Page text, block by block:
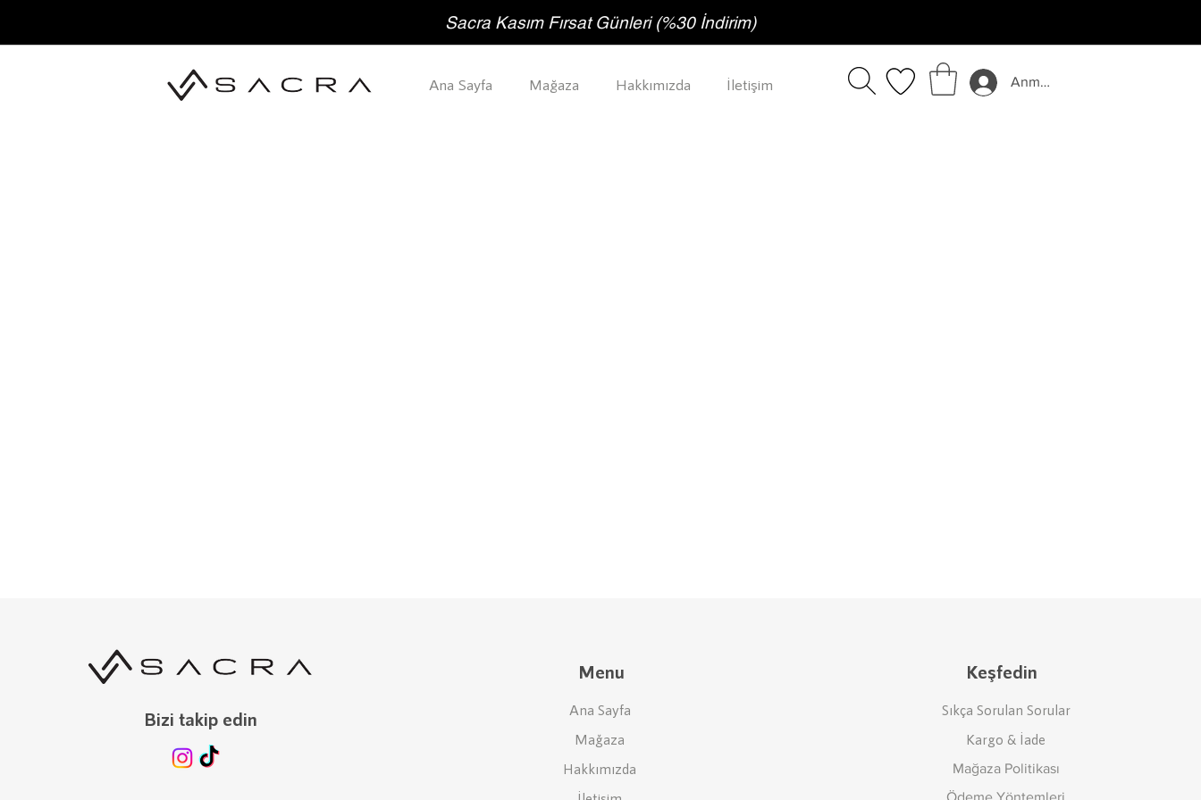
Sacra Kasım Fırsat Günleri (%30 İndirim)
Ana Sayfa Mağaza Hakkımızda İletişim Anmelden
Bizi takip edin
Menu
Ana Sayfa
Mağaza
Hakkımızda
Keşfedin
Sıkça Sorulan Sorular
Kargo & İade
Mağaza Politikası
Ödeme Yöntemleri